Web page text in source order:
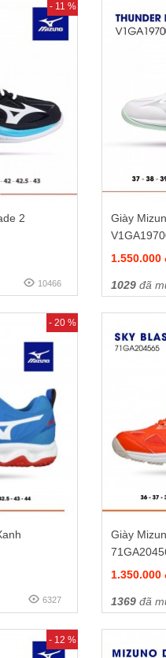
- 11 %
2
10466
Giày
1.550.000
1029 đã
- 20 %
6327
Giày
1.350.000
1369 đã
- 12 %